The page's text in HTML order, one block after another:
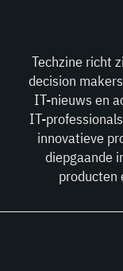
Techzine richt
decision
IT-nieuws en
IT-
innovatieve
diepgaande
producten